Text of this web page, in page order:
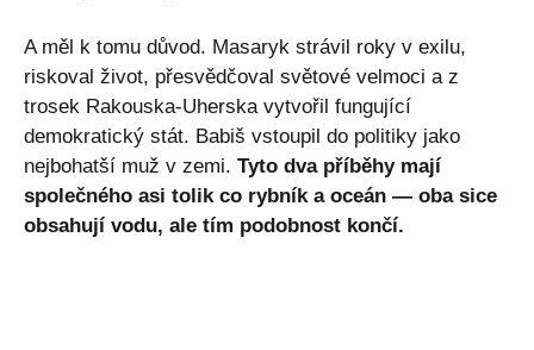
A měl k tomu důvod. Masaryk strávil roky v exilu,
riskoval život, přesvědčoval světové velmoci a z
trosek Rakouska-Uherska vytvořil fungující
demokratický stát. Babiš vstoupil do politiky jako
nejbohatší muž v zemi. Tyto dva příběhy mají
společného asi tolik co rybník a oceán — oba sice
obsahují vodu, ale tím podobnost končí.